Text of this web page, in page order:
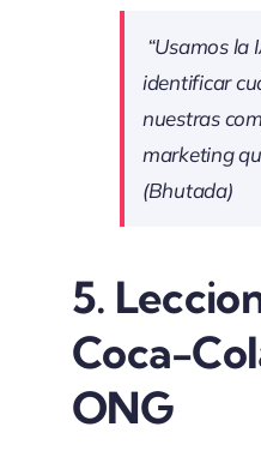
“Usamos la
identificar
nuestras
marketing
(Bhutada)
5.
Coca-
ONG